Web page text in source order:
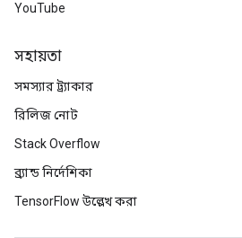
YouTube
সহায়তা
সমস্যার ট্র্যাকার
রিলিজ নোট
Stack Overflow
ব্র্যান্ড নির্দেশিকা
TensorFlow উল্লেখ করা